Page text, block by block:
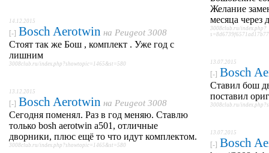
14.12.2015
[-] Bosch Aerotwin на Peugeot 3008
Стоят так же Бош , комплект . Уже год с
лишним
3008club.ru/index.php?showtopic=1465&st=580
13.12.2015
[-] Bosch Aerotwin на Peugeot 3008
Сегодня поменял. Раз в год меняю. Ставлю
только bosh aerotwin a501, отличные
дворники, плюс ещё то что идут комплектом.
3008club.ru/index.php?showtopic=1465&st=580
Желание
месяца через
3008club.ru/index.php?
13.07.2015
[-] Bosch
Ставил бош
поставил
3008club.ru/
13.07.2015
[-] Bosch